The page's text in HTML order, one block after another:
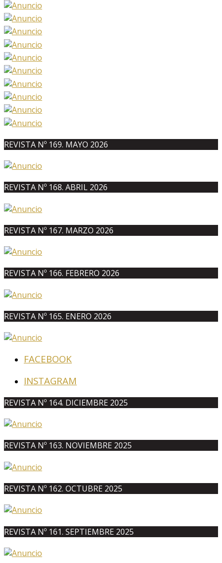
REVISTA Nº 169. MAYO 2026
REVISTA Nº 168. ABRIL 2026
REVISTA Nº 167. MARZO 2026
REVISTA Nº 166. FEBRERO 2026
REVISTA Nº 165. ENERO 2026
FACEBOOK
INSTAGRAM
REVISTA Nº 164. DICIEMBRE 2025
REVISTA Nº 163. NOVIEMBRE 2025
REVISTA Nº 162. OCTUBRE 2025
REVISTA Nº 161. SEPTIEMBRE 2025